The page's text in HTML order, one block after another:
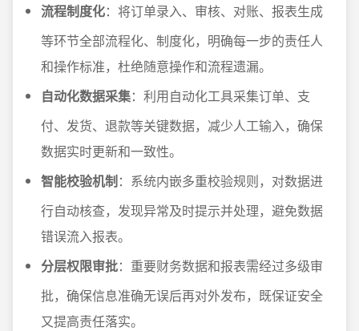
流程制度化：将订单录入、审核、对账、报表生成
等环节全部流程化、制度化，明确每一步的责任人
和操作标准，杜绝随意操作和流程遗漏。
自动化数据采集：利用自动化工具采集订单、支
付、发货、退款等关键数据，减少人工输入，确保
数据实时更新和一致性。
智能校验机制：系统内嵌多重校验规则，对数据进
行自动核查，发现异常及时提示并处理，避免数据
错误流入报表。
分层权限审批：重要财务数据和报表需经过多级审
批，确保信息准确无误后再对外发布，既保证安全
又提高责任落实。